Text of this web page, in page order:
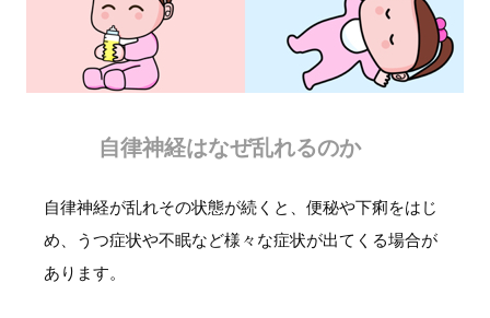
自律神経はなぜ乱れるのか
自律神経が乱れその状態が続くと、便秘や下痢をはじ
め、うつ症状や不眠など様々な症状が出てくる場合が
あります。